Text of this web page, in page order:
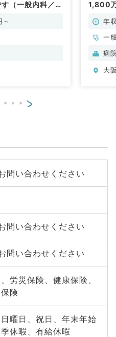
（一般内科／常
1,800
病棟年
一
病
大
>
問い合わせください
問い合わせください
問い合わせください
労災保険、健康保険、
険
曜日、祝日、年末年始
休暇、有給休暇